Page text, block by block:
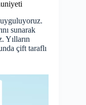
uyguluyoruz.
sunarak
Yılların
çift taraflı